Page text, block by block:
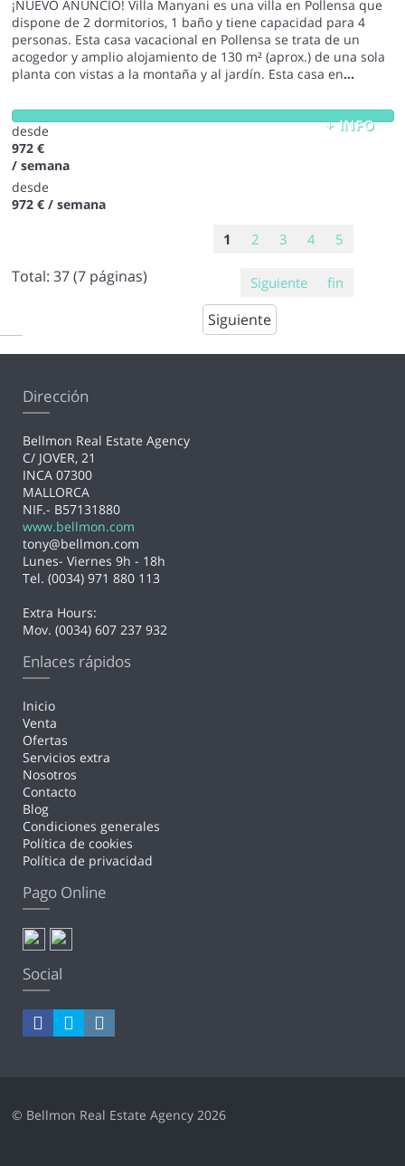
¡NUEVO ANUNCIO! Villa Manyani es una villa en Pollensa que
dispone de 2 dormitorios, 1 baño y tiene capacidad para 4
personas. Esta casa vacacional en Pollensa se trata de un
acogedor y amplio alojamiento de 130 m² (aprox.) de una sola
planta con vistas a la montaña y al jardín. Esta casa en...
+ INFO
desde
972 €
/ semana
desde
972 €/ semana
Total: 37(7 páginas)
1 2 3 4 5
Siguiente fin
Siguiente
Dirección
Bellmon Real Estate Agency
C/ JOVER, 21
INCA 07300
MALLORCA
NIF.- B57131880
www.bellmon.com
tony@bellmon.com
Lunes- Viernes 9h - 18h
Tel. (0034) 971 880 113
Extra Hours:
Mov. (0034) 607 237 932
Enlaces rápidos
Inicio
Venta
Ofertas
Servicios extra
Nosotros
Contacto
Blog
Condiciones generales
Política de cookies
Política de privacidad
Pago Online
Social
© Bellmon Real Estate Agency 2026